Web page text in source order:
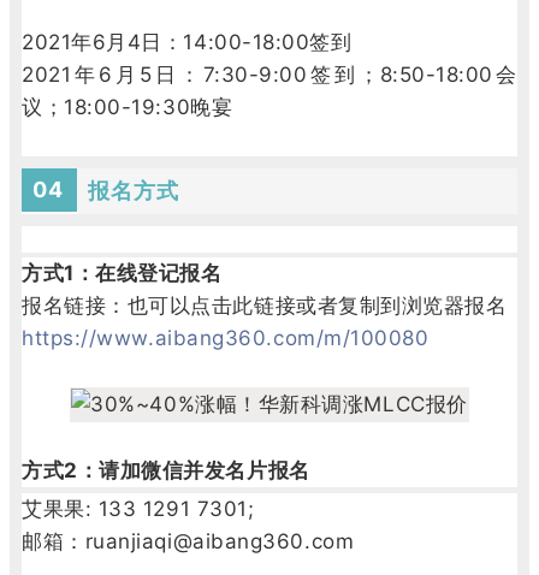
2021年6月4日：14:00-18:00签到
2021年6月5日：7:30-9:00签到；8:50-18:00会
议；18:00-19:30晚宴
04 报名方式
方式1：在线登记报名
报名链接：也可以点击此链接或者复制到浏览器报名
https://www.aibang360.com/m/100080
方式2：请加微信并发名片报名
艾果果: 133 1291 7301;
邮箱：ruanjiaqi@aibang360.com